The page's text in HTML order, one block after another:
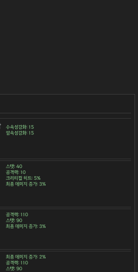
수속성강화: 15
암속성강화: 15
스탯: 40
공격력: 10
크리티컬 히트: 5%
최종 데미지 증가: 3%
공격력: 110
스탯: 90
최종 데미지 증가: 3%
최종 데미지 증가: 2%
공격력: 110
스탯: 90